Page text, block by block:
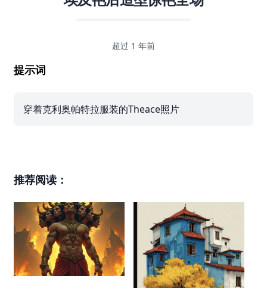
超过 1 年前
提示词
穿着克利奥帕特拉服装的Theace照片
推荐阅读：